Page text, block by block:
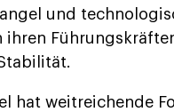
und
ihren
hat weitreichende